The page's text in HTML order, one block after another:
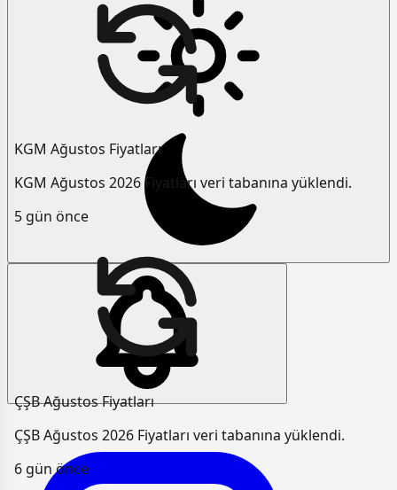
KGM Ağustos Fiyatları
KGM Ağustos 2026 Fiyatları veri tabanına yüklendi.
5 gün önce
ÇŞB Ağustos Fiyatları
ÇŞB Ağustos 2026 Fiyatları veri tabanına yüklendi.
6 gün önce